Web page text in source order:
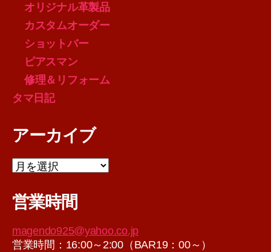
オリジナル革製品
カスタムオーダー
ショットバー
ピアスマン
修理＆リフォーム
タマ日記
アーカイブ
ア
ー
イ
営業時間
magendo925@yahoo.co.jp
営業時間：16:00～2:00（BAR19：00～）